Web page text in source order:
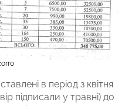
в період з квітня
підписали у травні) до